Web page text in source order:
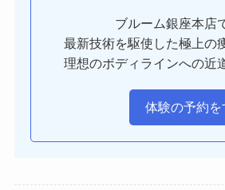
ブルーム銀座本店
最新技術を駆使した極上の
理想のボディラインへの近
体験の予約を